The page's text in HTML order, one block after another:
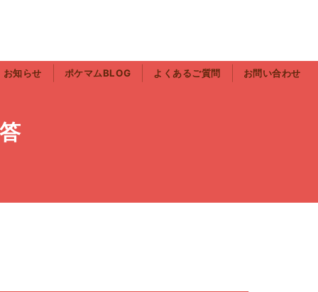
お知らせ ポケマムBLOG よくあるご質問 お問い合わせ